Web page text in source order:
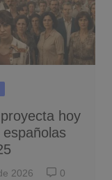
hoy
españolas
2026 0